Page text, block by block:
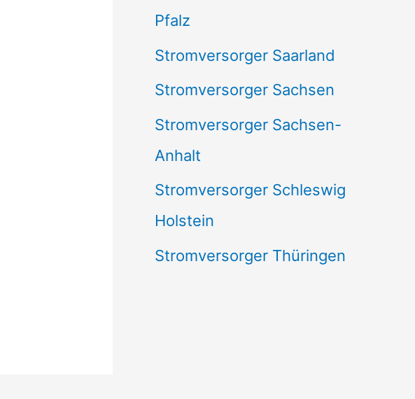
Pfalz
Stromversorger Saarland
Stromversorger Sachsen
Stromversorger Sachsen-
Anhalt
Stromversorger Schleswig
Holstein
Stromversorger Thüringen